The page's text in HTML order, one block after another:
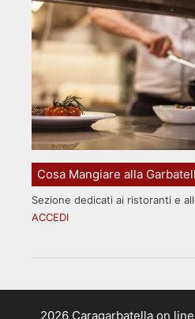
Cosa Mangiare alla
Sezione dedicati ai ristoranti e
ACCEDI
2026 Caragarbatella on